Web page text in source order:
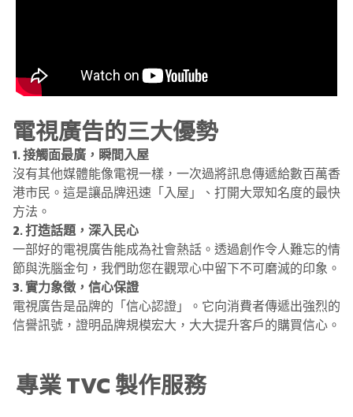
電視廣告的三大優勢
1. 接觸面最廣，瞬間入屋
沒有其他媒體能像電視一樣，一次過將訊息傳遞給數百萬香
港市民。這是讓品牌迅速「入屋」、打開大眾知名度的最快
方法。
2. 打造話題，深入民心
一部好的電視廣告能成為社會熱話。透過創作令人難忘的情
節與洗腦金句，我們助您在觀眾心中留下不可磨滅的印象。
3. 實力象徵，信心保證
電視廣告是品牌的「信心認證」。它向消費者傳遞出強烈的
信譽訊號，證明品牌規模宏大，大大提升客戶的購買信心。
專業 TVC 製作服務